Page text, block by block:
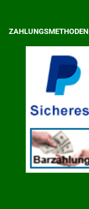
ZAHLUNGSMETHODEN